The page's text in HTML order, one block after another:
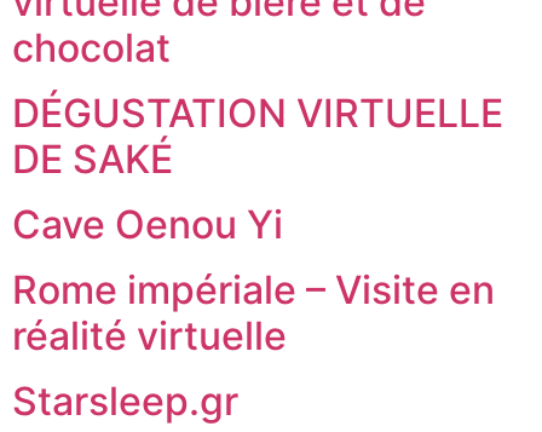
chocolat
DÉGUSTATION VIRTUELLE
DE SAKÉ
Cave Oenou Yi
Rome impériale – Visite en
réalité virtuelle
Starsleep.gr